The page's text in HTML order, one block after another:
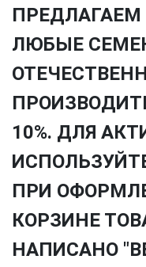
ЛЮБЫЕ
10%. ДЛЯ
ПРИ
КОРЗИНЕ
НАПИСАНО